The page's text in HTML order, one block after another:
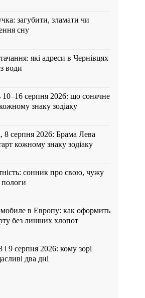
загубити, зламати чи
сну
які адреси в Чернівцях
води
серпня 2026: що сонячне
знаку зодіаку
8 серпня 2026: Брама Лева
кожному знаку зодіаку
сонник про свою, чужу
пологи
в Европу: как оформить
без лишних хлопот
і 9 серпня 2026: кому зорі
два дні